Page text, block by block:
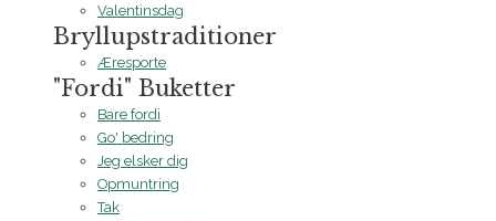
Valentinsdag
Bryllupstraditioner
Æresporte
"Fordi" Buketter
Bare fordi
Go' bedring
Jeg elsker dig
Opmuntring
Tak